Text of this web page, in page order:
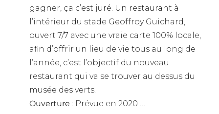
gagner, ça c’est juré. Un restaurant à
l’intérieur du stade Geoffroy Guichard,
ouvert 7/7 avec une vraie carte 100% locale,
afin d’offrir un lieu de vie tous au long de
l’année, c’est l’objectif du nouveau
restaurant qui va se trouver au dessus du
musée des verts.
Ouverture : Prévue en 2020 …